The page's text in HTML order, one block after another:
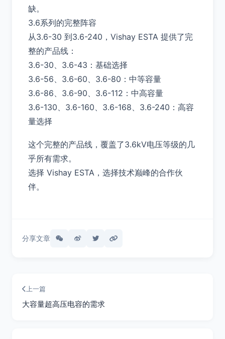
缺。
3.6系列的完整阵容
从3.6-30 到3.6-240，Vishay ESTA 提供了完
整的产品线：
3.6-30、3.6-43：基础选择
3.6-56、3.6-60、3.6-80：中等容量
3.6-86、3.6-90、3.6-112：中高容量
3.6-130、3.6-160、3.6-168、3.6-240：高容
量选择
这个完整的产品线，覆盖了3.6kV电压等级的几
乎所有需求。
选择 Vishay ESTA，选择技术巅峰的合作伙
伴。
分享文章
上一篇
大容量超高压电容的需求